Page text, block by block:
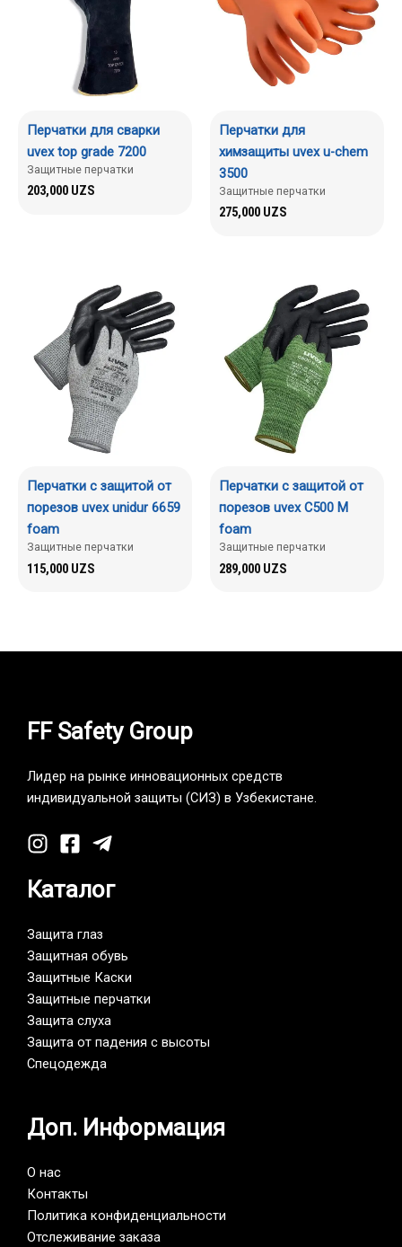
Перчатки для сварки
uvex top grade 7200
Защитные перчатки
203,000 UZS
Перчатки для
химзащиты uvex u-chem
3500
Защитные перчатки
275,000 UZS
Перчатки с защитой от
порезов uvex unidur 6659
foam
Защитные перчатки
115,000 UZS
Перчатки с защитой от
порезов uvex C500 M
foam
Защитные перчатки
289,000 UZS
FF Safety Group
Лидер на рынке инновационных средств
индивидуальной защиты (СИЗ) в Узбекистане.
Каталог
Защита глаз
Защитная обувь
Защитные Каски
Защитные перчатки
Защита слуха
Защита от падения с высоты
Спецодежда
Доп. Информация
О нас
Контакты
Политика конфиденциальности
Отслеживание заказа